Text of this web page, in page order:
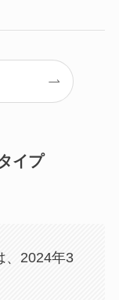
イプ
、2024年3